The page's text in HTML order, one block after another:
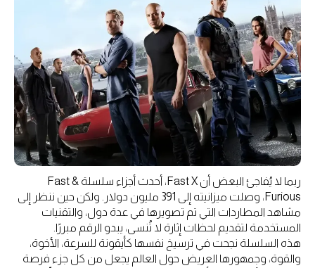
ربما لا يُفاجئ البعض أن Fast X، أحدث أجزاء سلسلة Fast &
Furious، وصلت ميزانيته إلى 391 مليون دولار. ولكن حين ننظر إلى
مشاهد المطاردات التي تم تصويرها في عدة دول، والتقنيات
المستخدمة لتقديم لحظات إثارة لا تُنسى، يبدو الرقم مبررًا.
هذه السلسلة نجحت في ترسيخ نفسها كأيقونة للسرعة، الأخوة،
والقوة، وجمهورها العريض حول العالم يجعل من كل جزء فرصة